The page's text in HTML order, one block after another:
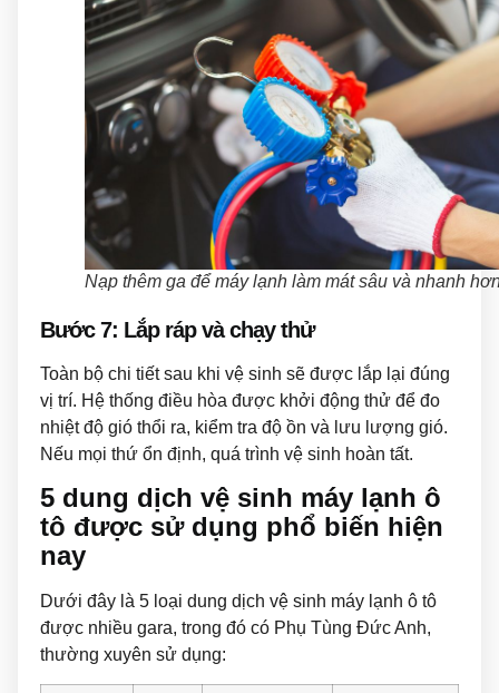
Nạp thêm ga để máy lạnh làm mát sâu và nhanh
Bước 7: Lắp ráp và chạy thử
Toàn bộ chi tiết sau khi vệ sinh sẽ được lắp lại đúng
vị trí. Hệ thống điều hòa được khởi động thử để đo
nhiệt độ gió thổi ra, kiểm tra độ ồn và lưu lượng gió.
Nếu mọi thứ ổn định, quá trình vệ sinh hoàn tất.
5 dung dịch vệ sinh máy lạnh ô
tô được sử dụng phổ biến hiện
nay
Dưới đây là 5 loại dung dịch vệ sinh máy lạnh ô tô
được nhiều gara, trong đó có Phụ Tùng Đức Anh,
thường xuyên sử dụng: